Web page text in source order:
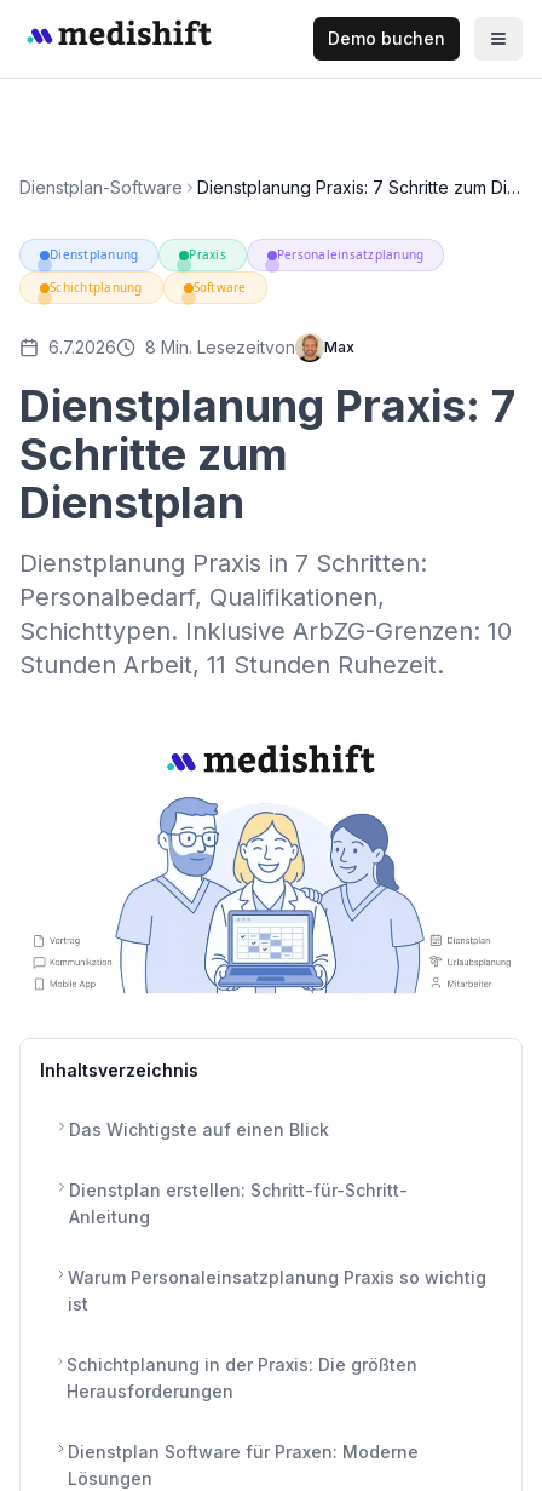
Demo buchen
Dienstplan-Software Dienstplanung Praxis: 7 Schritte zum Dienstplan
Dienstplanung Praxis
Personaleinsatzplanung
Schichtplanung
Software
6.7.2026 8 Min. Lesezeitvon Max
Dienstplanung Praxis: 7
Schritte zum
Dienstplan
Dienstplanung Praxis in 7 Schritten:
Personalbedarf, Qualifikationen,
Schichttypen. Inklusive ArbZG-Grenzen: 10
Stunden Arbeit, 11 Stunden Ruhezeit.
Inhaltsverzeichnis
Das Wichtigste auf einen Blick
Dienstplan erstellen: Schritt-für-Schritt-
Anleitung
Warum Personaleinsatzplanung Praxis so wichtig
ist
Schichtplanung in der Praxis: Die größten
Herausforderungen
Dienstplan Software für Praxen: Moderne
Lösungen